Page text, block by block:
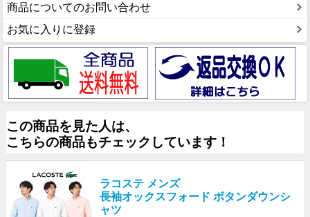
商品についてのお問い合わせ
お気に入りに登録
この商品を見た人は、
こちらの商品もチェックしています！
ラコステ メンズ
長袖オックスフォード ボタンダウンシ
ャツ